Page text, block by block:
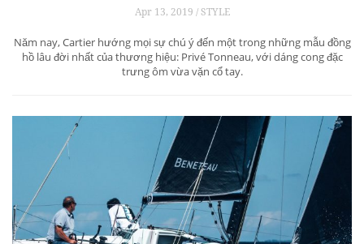
Apr 13, 2019 / STYLE
Năm nay, Cartier hướng mọi sự chú ý đến một trong những mẫu đồng
hồ lâu đời nhất của thương hiệu: Privé Tonneau, với dáng cong đặc
trưng ôm vừa vặn cổ tay.